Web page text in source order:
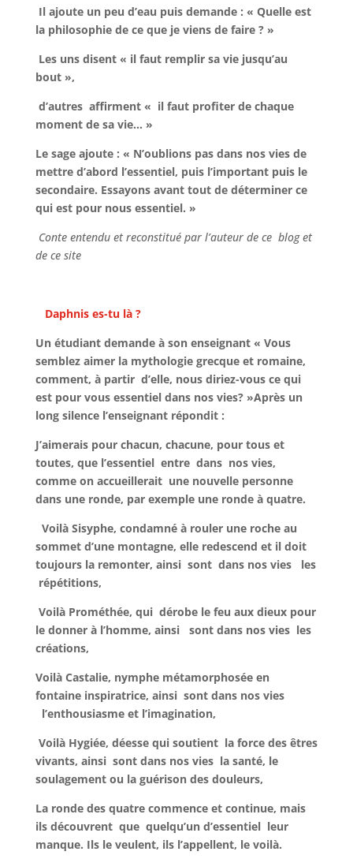
Il ajoute un peu d’eau puis demande : « Quelle est
la philosophie de ce que je viens de faire ? »
Les uns disent « il faut remplir sa vie jusqu’au
bout »,
d’autres affirment « il faut profiter de chaque
moment de sa vie… »
Le sage ajoute : « N’oublions pas dans nos vies de
mettre d’abord l’essentiel, puis l’important puis le
secondaire. Essayons avant tout de déterminer ce
qui est pour nous essentiel. »
Conte entendu et reconstitué par l’auteur de ce blog et
de ce site
Daphnis es-tu là ?
Un étudiant demande à son enseignant « Vous
semblez aimer la mythologie grecque et romaine,
comment, à partir d’elle, nous diriez-vous ce qui
est pour vous essentiel dans nos vies? »Après un
long silence l’enseignant répondit :
J’aimerais pour chacun, chacune, pour tous et
toutes, que l’essentiel entre dans nos vies,
comme on accueillerait une nouvelle personne
dans une ronde, par exemple une ronde à quatre.
Voilà Sisyphe, condamné à rouler une roche au
sommet d’une montagne, elle redescend et il doit
toujours la remonter, ainsi sont dans nos vies les
répétitions,
Voilà Prométhée, qui dérobe le feu aux dieux pour
le donner à l’homme, ainsi sont dans nos vies les
créations,
Voilà Castalie, nymphe métamorphosée en
fontaine inspiratrice, ainsi sont dans nos vies
l’enthousiasme et l’imagination,
Voilà Hygiée, déesse qui soutient la force des êtres
vivants, ainsi sont dans nos vies la santé, le
soulagement ou la guérison des douleurs,
La ronde des quatre commence et continue, mais
ils découvrent que quelqu’un d’essentiel leur
manque. Ils le veulent, ils l’appellent, le voilà.